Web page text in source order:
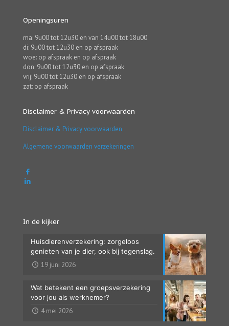
Openingsuren
ma: 9u00 tot 12u30 en van 14u00 tot 18u00
di: 9u00 tot 12u30 en op afspraak
woe: op afspraak en op afspraak
don: 9u00 tot 12u30 en op afspraak
vrij: 9u00 tot 12u30 en op afspraak
zat: op afspraak
Disclaimer & Privacy voorwaarden
Disclaimer & Privacy voorwaarden
Algemene voorwaarden verzekeringen
In de kijker
Huisdierenverzekering: zorgeloos
genieten van je dier, ook bij tegenslag.
19 juni 2026
Wat betekent een groepsverzekering
voor jou als werknemer?
4 mei 2026